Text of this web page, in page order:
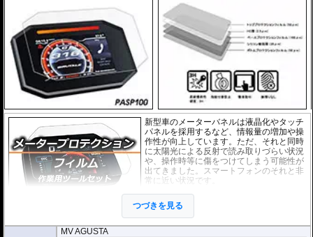
新型車のメーターバネルは液晶化やタッチ
パネルを採用するなど、情報量の増加や操
作性が向上しています。ただ、それと同時
に太陽光による反射で読み取りづらい状況
や、操作時等に傷をつけてしまう可能性が
出てきました。スマートフォンのそれと非
常に近い状況です。
このメーターパネルプロテクションフィル
ムは不要な傷や汚れからメーターパネルを
保護します。
ーパークリアとアンチグレア)が入っており、それぞれ目的に合わせたものをご
つづきを見る
MV AGUSTA